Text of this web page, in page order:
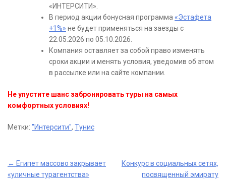
«ИНТЕРСИТИ».
В период акции бонусная программа «Эстафета
+1%» не будет применяться на заезды с
22.05.2026 по 05.10.2026.
Компания оставляет за собой право изменять
сроки акции и менять условия, уведомив об этом
в рассылке или на сайте компании.
Не упустите шанс забронировать туры на самых
комфортных условиях!
Метки: "Интерсити", Тунис
Post
← Египет массово закрывает
«уличные турагентства»
Конкурс в социальных сетях,
посвященный эмирату